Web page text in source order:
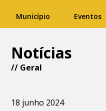
Município Eventos
Notícias
// Geral
18 junho 2024